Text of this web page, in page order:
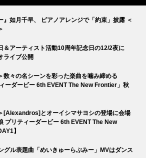
』如月千早、 ピアノアレンジで「約束」披露 ＜
＆アーティスト活動10周年記念日の12/2夜に
ライブ公開
数々の名シーンを彩った楽曲を噛み締める
ィーダービー 6th EVENT The New Frontier」秋
[Alexandros]とオーイシマサヨシの登場に会場
プリティーダービー 6th EVENT The New
】
グル表題曲「めいきゅーらぶみー」MVはダンス